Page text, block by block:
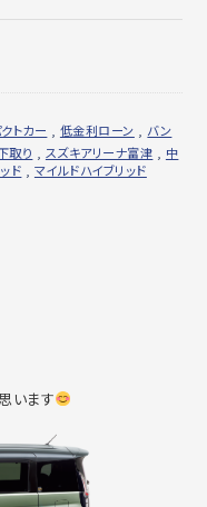
トカー 低金利ローン
バン
取り スズキアリーナ富津
中
ド マイルドハイブリッド
います